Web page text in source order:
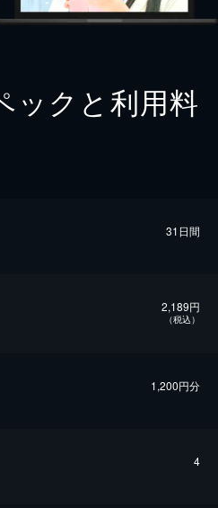
ックと利用料
31日間
2,189円
（税込）
1,200円分
4